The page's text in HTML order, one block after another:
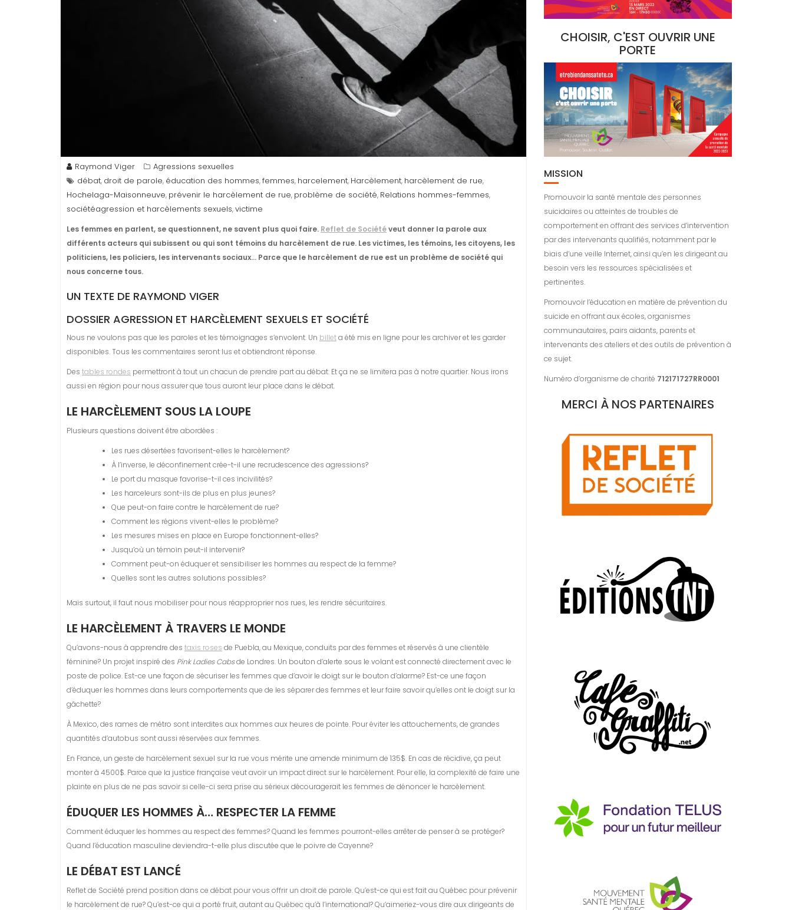
Raymond Viger
Agressions sexuelles
débat, droit de parole, éducation des hommes,femmes, harcelement, Harcèlement, harcèlement de rue,
Hochelaga-Maisonneuve, prévenir le harcèlement de rue, problème de société, Relations hommes-femmes,
sociétéagression et harcèlements sexuels,victime
Les femmes en parlent, se questionnent, ne savent plus quoi faire. Reflet de Sociétéveut donner la parole aux
différents acteurs qui subissent ou qui sont témoins du harcèlement de rue. Les victimes, les témoins, les citoyens, les
politiciens, les policiers, les intervenants sociaux… Parce que le harcèlement de rue est un problème de société qui
nous concerne tous.
UN TEXTE DE RAYMOND VIGER
DOSSIER AGRESSION ET HARCÈLEMENT SEXUELS ET SOCIÉTÉ
Nous ne voulons pas que les paroles et les témoignages s’envolent. Un billeta été mis en ligne pour les archiver et les garder
disponibles. Tous les commentaires seront lus et obtiendront réponse.
Des tables rondes permettront à tout un chacun de prendre part au débat. Et ça ne se limitera pas à notre quartier. Nous irons
aussi en région pour nous assurer que tous auront leur place dans le débat.
LE HARCÈLEMENT SOUS LA LOUPE
Plusieurs questions doivent être abordées :
Les rues désertées favorisent-elles le harcèlement?
À l’inverse, le déconfinement crée-t-il une recrudescence des agressions?
Le port du masque favorise-t-il ces incivilités?
Les harceleurs sont-ils de plus en plus jeunes?
Que peut-on faire contre le harcèlement de rue?
Comment les régions vivent-elles le problème?
Les mesures mises en place en Europe fonctionnent-elles?
Jusqu’où un témoin peut-il intervenir?
Comment peut-on éduquer et sensibiliser les hommes au respect de la femme?
Quelles sont les autres solutions possibles?
Mais surtout, il faut nous mobiliser pour nous réapproprier nos rues, les rendre sécuritaires.
LE HARCÈLEMENT À TRAVERS LE MONDE
Qu’avons-nous à apprendre des taxis roses de Puebla, au Mexique, conduits par des femmes et réservés à une clientèle
féminine? Un projet inspiré des Pink Ladies Cabsde Londres. Un bouton d’alerte sous le volant est connecté directement avec le
poste de police. Est-ce une façon de sécuriser les femmes que d’avoir le doigt sur le bouton d’alarme? Est-ce une façon
d’éduquer les hommes dans leurs comportements que de les séparer des femmes et leur faire savoir qu’elles ont le doigt sur la
gâchette?
À Mexico, des rames de métro sont interdites aux hommes aux heures de pointe. Pour éviter les attouchements, de grandes
quantités d’autobus sont aussi réservées aux femmes.
En France, un geste de harcèlement sexuel sur la rue vous mérite une amende minimum de 135$. En cas de récidive, ça peut
monter à 4500$. Parce que la justice française veut avoir un impact direct sur le harcèlement. Pour elle, la complexité de faire une
plainte en plus de ne pas savoir si celle-ci sera prise au sérieux découragerait les femmes de dénoncer le harcèlement.
ÉDUQUER LES HOMMES À… RESPECTER LA FEMME
Comment éduquer les hommes au respect des femmes? Quand les femmes pourront-elles arrêter de penser à se protéger?
Quand l’éducation masculine deviendra-t-elle plus discutée que le poivre de Cayenne?
LE DÉBAT EST LANCÉ
Reflet de Société prend position dans ce débat pour vous offrir un droit de parole. Qu’est-ce qui est fait au Québec pour prévenir
le harcèlement de rue? Qu’est-ce qui a porté fruit, autant au Québec qu’à l’international? Qu’aimeriez-vous dire aux dirigeants de
CHOISIR, C'EST OUVRIR UNE
PORTE
MISSION
Promouvoir la santé mentale des personnes
suicidaires ou atteintes de troubles de
comportement en offrant des services d’intervention
par des intervenants qualifiés, notamment par le
biais d’une veille Internet, ainsi qu’en les dirigeant au
besoin vers les ressources spécialisées et
pertinentes.
Promouvoir l’éducation en matière de prévention du
suicide en offrant aux écoles, organismes
communautaires, pairs aidants, parents et
intervenants des ateliers et des outils de prévention à
ce sujet.
Numéro d’organisme de charité 712171727RR0001
MERCI À NOS PARTENAIRES